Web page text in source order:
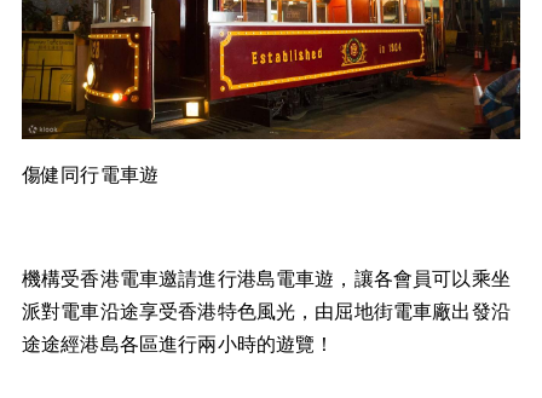
傷健同行電車遊
機構受香港電車邀請進行港島電車遊，讓各會員可以乘坐
派對電車沿途享受香港特色風光，由屈地街電車廠出發沿
途途經港島各區進行兩小時的遊覽！